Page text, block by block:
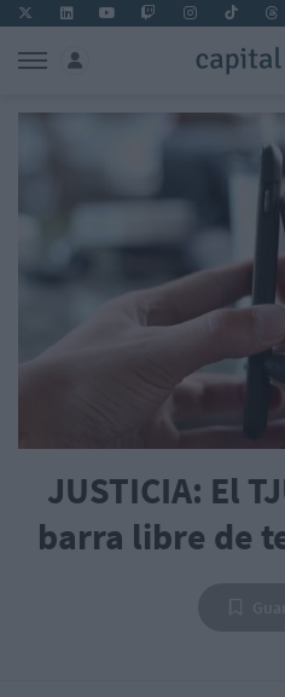
JUSTICIA: El
barra libre de